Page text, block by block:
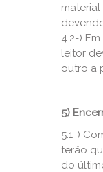
4.2-)
leitor
outro a
5)
5.1-)
terão
do